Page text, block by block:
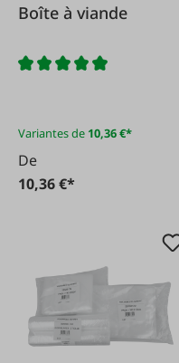
Boîte à viande
Variantes de 10,36 €*
De
10,36 €*